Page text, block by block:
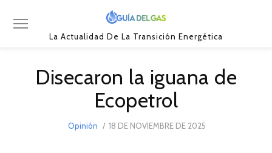
La Actualidad De La Transición Energética
Disecaron la iguana de
Ecopetrol
Opinión
POSTED
18 DE NOVIEMBRE DE 2025